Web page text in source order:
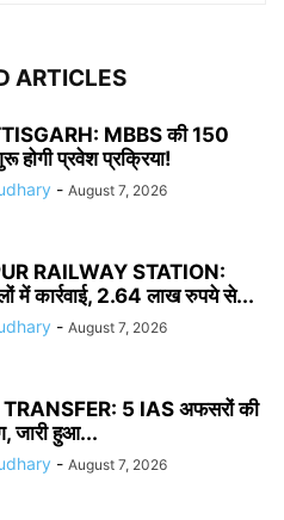
ARTICLES
MBBS की 150
होगी प्रवेश प्रक्रिया!
- August 7, 2026
RAILWAY STATION:
में कार्रवाई, 2.64 लाख रुपये से...
- August 7, 2026
5 IAS अफसरों की
जारी हुआ...
- August 7, 2026